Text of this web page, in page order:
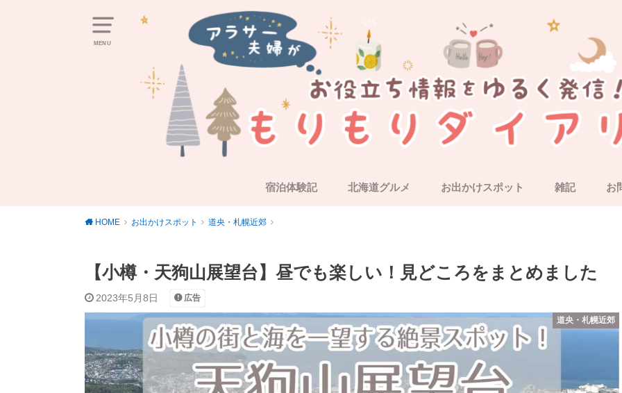
MENU
宿泊体験記 北海道グルメ お出かけスポット 雑記 お
HOME お出かけスポット 道央・札幌近郊
【小樽・天狗山展望台】昼でも楽しい！見どころをまとめました
2023年5月8日 広告
道央・札幌近郊